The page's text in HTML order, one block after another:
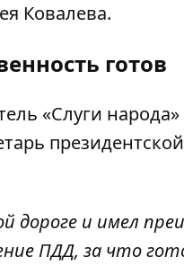
Ковалева.
готов
«Слуги
дороге и имел
ПДД, за что